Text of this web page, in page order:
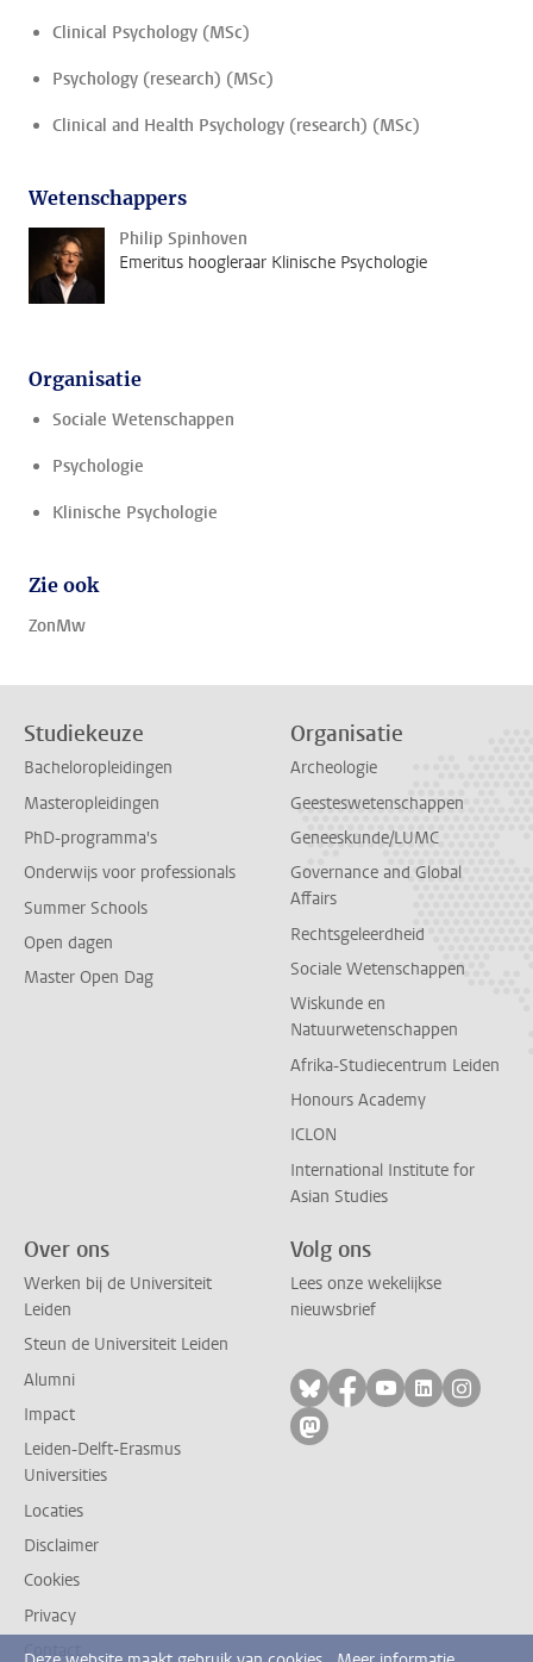
Clinical Psychology (MSc)
Psychology (research) (MSc)
Clinical and Health Psychology (research) (MSc)
Wetenschappers
Philip Spinhoven
Emeritus hoogleraar Klinische Psychologie
Organisatie
Sociale Wetenschappen
Psychologie
Klinische Psychologie
Zie ook
ZonMw
Studiekeuze
Bacheloropleidingen
Masteropleidingen
PhD-programma's
Onderwijs voor professionals
Summer Schools
Open dagen
Master Open Dag
Organisatie
Archeologie
Geesteswetenschappen
Geneeskunde/LUMC
Governance and Global
Affairs
Rechtsgeleerdheid
Sociale Wetenschappen
Wiskunde en
Natuurwetenschappen
Afrika-Studiecentrum Leiden
Honours Academy
ICLON
International Institute for
Asian Studies
Over ons
Werken bij de Universiteit
Leiden
Steun de Universiteit Leiden
Alumni
Impact
Leiden-Delft-Erasmus
Universities
Locaties
Disclaimer
Cookies
Privacy
Contact
Volg ons
Lees onze wekelijkse
nieuwsbrief
Volg ons op bluesky
Volg ons op
Volg ons op
Volg ons
Volg
Volg ons op mastodon